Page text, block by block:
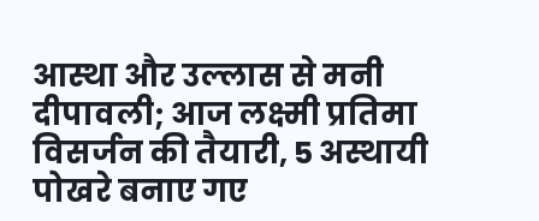
आस्था और उल्लास से मनी
दीपावली; आज लक्ष्मी प्रतिमा
विसर्जन की तैयारी, 5 अस्थायी
पोखरे बनाए गए